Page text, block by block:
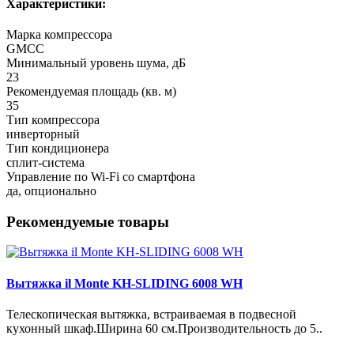
Характеристики:
Марка компрессора
GMCC
Минимальный уровень шума, дБ
23
Рекомендуемая площадь (кв. м)
35
Тип компрессора
инверторный
Тип кондиционера
сплит-система
Управление по Wi-Fi со смартфона
да, опционально
Рекомендуемые товары
Вытяжка il Monte KH-SLIDING 6008 WH
Телескопическая вытяжка, встраиваемая в подвесной
кухонный шкаф.Ширина 60 см.Производительность до 5..